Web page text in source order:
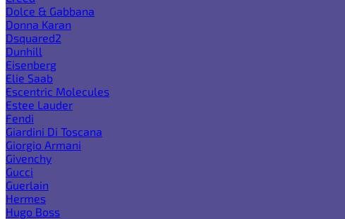
Dolce & Gabbana
Donna Karan
Dsquared2
Dunhill
Eisenberg
Elie Saab
Escentric Molecules
Estee Lauder
Fendi
Giardini Di Toscana
Giorgio Armani
Givenchy
Gucci
Guerlain
Hermes
Hugo Boss